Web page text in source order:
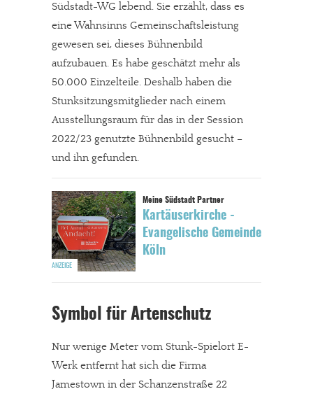
Südstadt-WG lebend. Sie erzählt, dass es
eine Wahnsinns Gemeinschaftsleistung
gewesen sei, dieses Bühnenbild
aufzubauen. Es habe geschätzt mehr als
50.000 Einzelteile. Deshalb haben die
Stunksitzungsmitglieder nach einem
Ausstellungsraum für das in der Session
2022/23 genutzte Bühnenbild gesucht –
und ihn gefunden.
Kartäuserkirche -
Evangelische Gemeinde
Köln
Symbol für Artenschutz
Nur wenige Meter vom Stunk-Spielort E-
Werk entfernt hat sich die Firma
Jamestown in der Schanzenstraße 22